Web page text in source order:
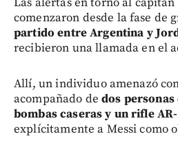
comenzaron desde la fase de
partido entre Argentina y
recibieron una llamada en el
Allí, un individuo amenazó
acompañado dedos
bombas caseras y un rifle
explícitamente a Messi como